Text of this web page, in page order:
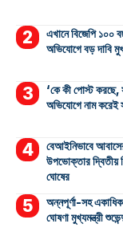
এখানে বিজেপি ১০০
অভিযোগে বড় দাবি
‘কে কী পোস্ট করছে,
অভিযোগে নাম করেই
বেআইনিভাবে
উপভোক্তার দ্বিতীয়
ঘোষের
অন্নপূর্ণা-সহ
ঘোষণা মুখ্যমন্ত্রী